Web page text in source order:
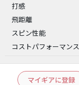
打感
飛距離
スピン性能
コストパフォーマンス
マイギアに登録